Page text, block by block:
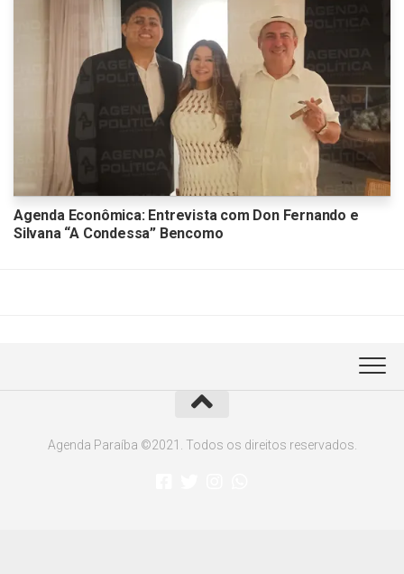
Agenda Econômica: Entrevista com Don Fernando e
Silvana “A Condessa” Bencomo
Agenda Paraíba ©2021. Todos os direitos reservados.